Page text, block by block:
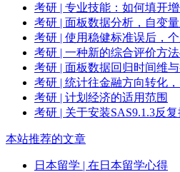
考研 | 专业技能：如何填开
考研 | 面板数据分析，自变
考研 | 使用稳健标准误后，
考研 | 一种新的综合评价方
考研 | 面板数据回归时间维
考研 | 统计往金融方向转化
考研 | 计划经济的适用范围
考研 | 关于安装SAS9.1.3反
本站推荐的文章
日本留学 | 在日本留学心得